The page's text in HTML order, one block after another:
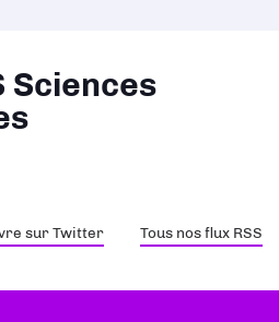
Sciences
sur Twitter Tous nos flux RSS